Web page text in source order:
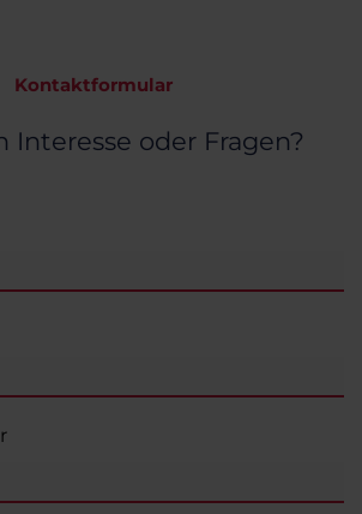
Kontaktformular
Interesse oder Fragen?